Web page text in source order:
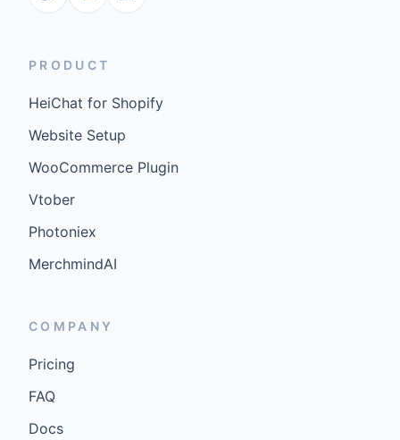
PRODUCT
HeiChat for Shopify
Website Setup
WooCommerce Plugin
Vtober
Photoniex
MerchmindAI
COMPANY
Pricing
FAQ
Docs